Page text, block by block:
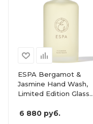
ESPA Bergamot &
Jasmine Hand Wash,
Limited Edition Glass
6 880 руб.